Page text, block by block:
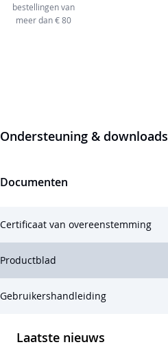
bestellingen van
meer dan € 80
Ondersteuning & downloads
Documenten
Certificaat van overeenstemming
Productblad
Gebruikershandleiding
Laatste nieuws